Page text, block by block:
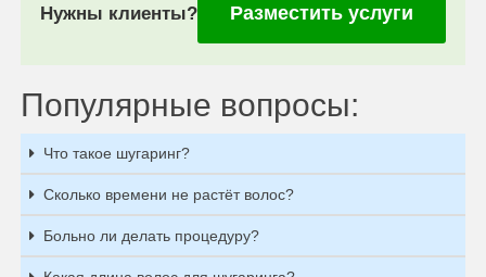
Нужны клиенты? Разместить услуги
Популярные вопросы:
Что такое шугаринг?
Сколько времени не растёт волос?
Больно ли делать процедуру?